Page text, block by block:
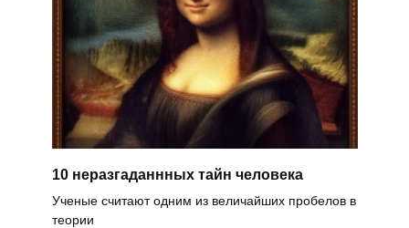
10 неразгаданнных тайн человека
Ученые считают одним из величайших пробелов в
теории